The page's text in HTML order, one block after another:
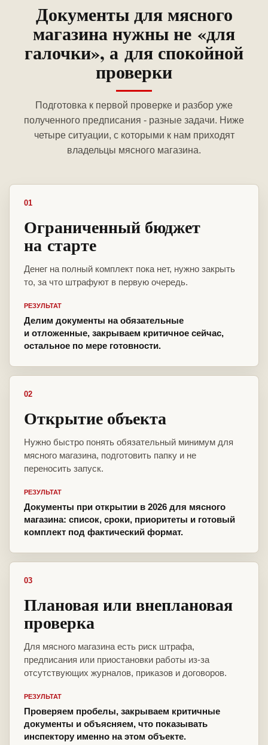
Документы для мясного
магазина нужны не «для
галочки», а для спокойной
проверки
Подготовка к первой проверке и разбор уже
полученного предписания - разные задачи. Ниже
четыре ситуации, с которыми к нам приходят
владельцы мясного магазина.
01
Ограниченный бюджет
на старте
Денег на полный комплект пока нет, нужно закрыть
то, за что штрафуют в первую очередь.
РЕЗУЛЬТАТ
Делим документы на обязательные
и отложенные, закрываем критичное сейчас,
остальное по мере готовности.
02
Открытие объекта
Нужно быстро понять обязательный минимум для
мясного магазина, подготовить папку и не
переносить запуск.
РЕЗУЛЬТАТ
Документы при открытии в 2026 для мясного
магазина: список, сроки, приоритеты и готовый
комплект под фактический формат.
03
Плановая или внеплановая
проверка
Для мясного магазина есть риск штрафа,
предписания или приостановки работы из-за
отсутствующих журналов, приказов и договоров.
РЕЗУЛЬТАТ
Проверяем пробелы, закрываем критичные
документы и объясняем, что показывать
инспектору именно на этом объекте.